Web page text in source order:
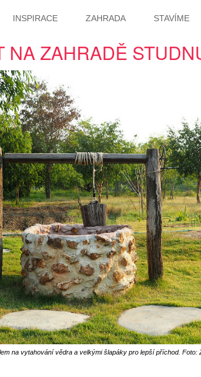
INSPIRACE ZAHRADA STAVÍME
NA ZAHRADĚ
na vytahování vědra a velkými šlapáky pro lepší příchod. Foto: